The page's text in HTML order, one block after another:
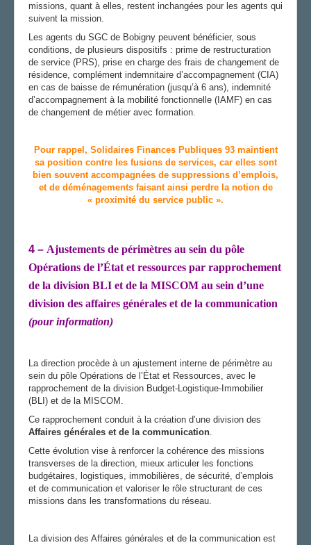
missions, quant à elles, restent inchangées pour les agents qui
suivent la mission.
Les agents du SGC de Bobigny peuvent bénéficier, sous
conditions, de plusieurs dispositifs : prime de restructuration
de service (PRS), prise en charge des frais de changement de
résidence, complément indemnitaire d’accompagnement (CIA)
en cas de baisse de rémunération (jusqu’à 6 ans), indemnité
d’accompagnement à la mobilité fonctionnelle (IAMF) en cas
de changement de métier avec formation.
Pour rappel, Solidaires Finances Publiques 93 maintient
sa position contre les fusions de services, car elles sont
bien souvent accompagnées de suppressions d’emplois,
et de déménagements faisant ainsi perdre la notion de
« proximité du service public ».
4 – Ajustements de périmètres au sein du pôle
Opérations de l’État et ressources par rapprochement
de la division BLI et de la MISCOM au sein d’une
division des affaires générales et de la communication
(pour information)
La direction procède à un ajustement interne de périmètre au
sein du pôle Opérations de l’État et Ressources, avec le
rapprochement de la division Budget-Logistique-Immobilier
(BLI) et de la MISCOM.
Ce rapprochement conduit à la création d’une division des
Affaires générales et de la communication.
Cette évolution vise à renforcer la cohérence des missions
transverses de la direction, mieux articuler les fonctions
budgétaires, logistiques, immobilières, de sécurité, d’emplois
et de communication et valoriser le rôle structurant de ces
missions dans les transformations du réseau.
La division des Affaires générales et de la communication est